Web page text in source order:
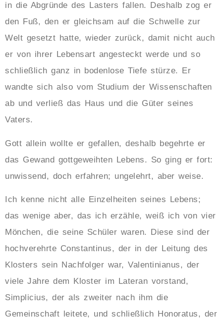
in die Abgründe des Lasters fallen. Deshalb zog er
den Fuß, den er gleichsam auf die Schwelle zur
Welt gesetzt hatte, wieder zurück, damit nicht auch
er von ihrer Lebensart angesteckt werde und so
schließlich ganz in bodenlose Tiefe stürze. Er
wandte sich also vom Studium der Wissenschaften
ab und verließ das Haus und die Güter seines
Vaters.
Gott allein wollte er gefallen, deshalb begehrte er
das Gewand gottgeweihten Lebens. So ging er fort:
unwissend, doch erfahren; ungelehrt, aber weise.
Ich kenne nicht alle Einzelheiten seines Lebens;
das wenige aber, das ich erzähle, weiß ich von vier
Mönchen, die seine Schüler waren. Diese sind der
hochverehrte Constantinus, der in der Leitung des
Klosters sein Nachfolger war, Valentinianus, der
viele Jahre dem Kloster im Lateran vorstand,
Simplicius, der als zweiter nach ihm die
Gemeinschaft leitete, und schließlich Honoratus, der